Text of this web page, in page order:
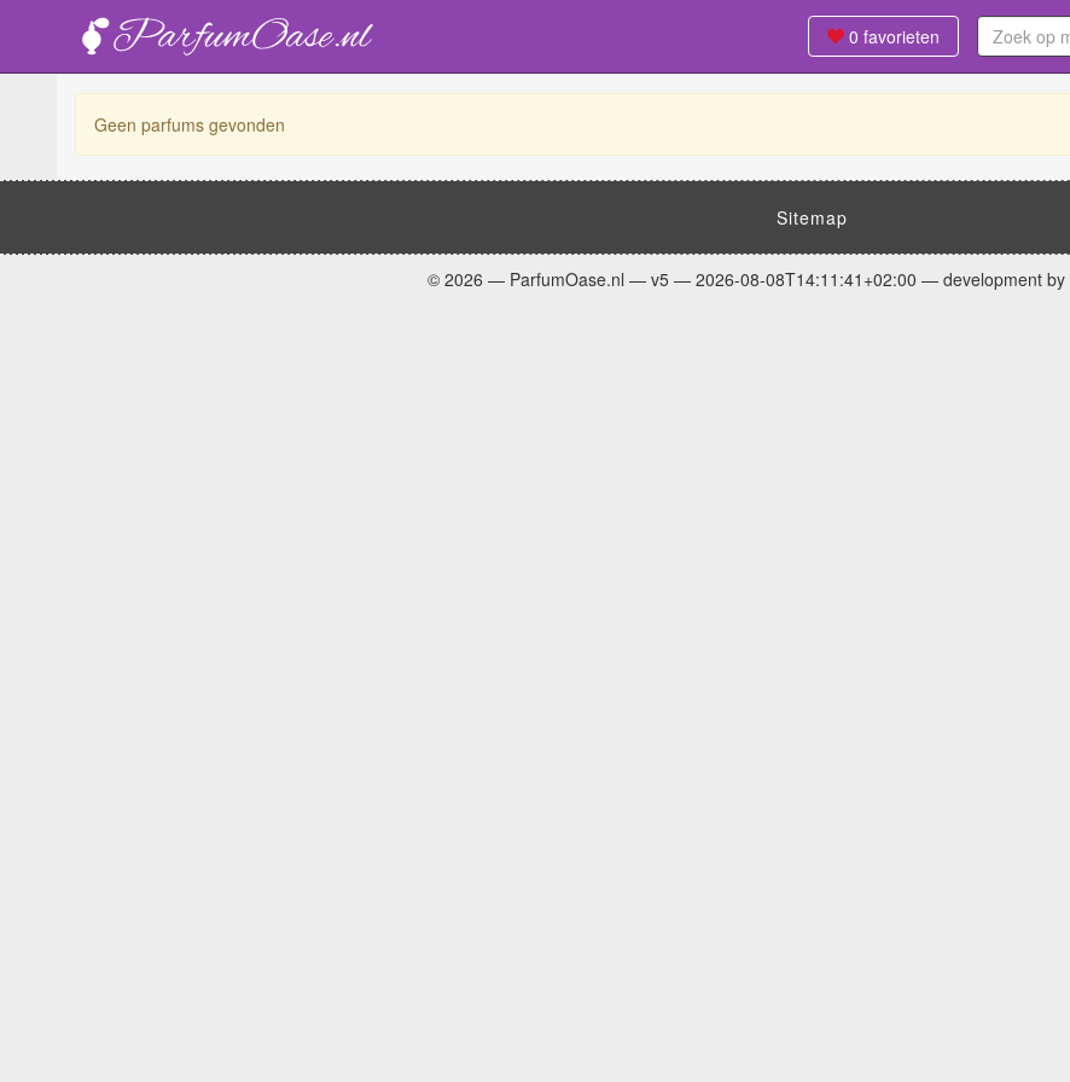
0 favorieten
Geen parfums gevonden
Sitemap
© 2026 — ParfumOase.nl — v5 — 2026-08-08T14:11:41+02:00 — development by